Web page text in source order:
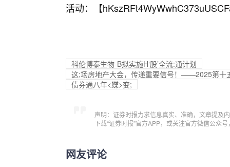
活动：【
科伦博泰生物-B拟实施H‘股’全流:通计划
这;场房地产大会，传递重要信号！——2025第十
债券通八年<蝶>变;
声明：证券时报力求信息真实、准确，文章提及
下载“证券时报”官方APP，或关注官方微信公众
网友评论